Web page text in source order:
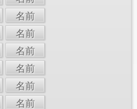
名前
名前
名前
名前
名前
名前